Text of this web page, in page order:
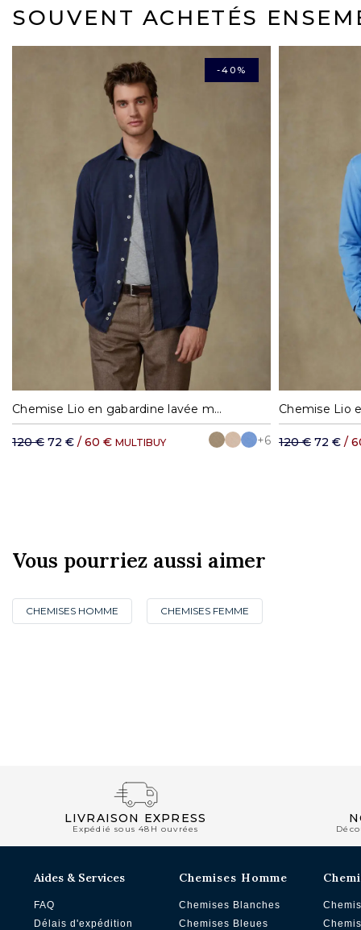
SOUVENT ACHETÉS
-40%
S M L XL XXLChemise Lio en gabardine lavée marine
120 € 72 € / 60 € MULTIBUY +6
S
Chemise Lio
120 € 72 € /
Vous pourriez aussi aimer
CHEMISES HOMME CHEMISES FEMME
LIVRAISON EXPRESS
Expédié sous 48H ouvrées
Aides & Services
FAQ
Délais d'expédition
Chemises Homme
Chemises Blanches
Chemises Bleues